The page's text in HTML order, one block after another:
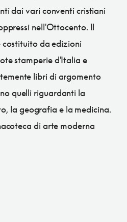
dai vari conventi cristiani
nell'Ottocento. Il
costituito da edizioni
stamperie d'Italia e
libri di argomento
quelli riguardanti la
la geografia e la medicina.
di arte moderna